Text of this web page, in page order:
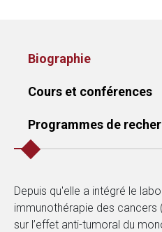
Biographie
Cours et conférences
Programmes de
Depuis qu'elle a intégré le
immunothérapie des cancers
sur l’effet anti-tumoral du